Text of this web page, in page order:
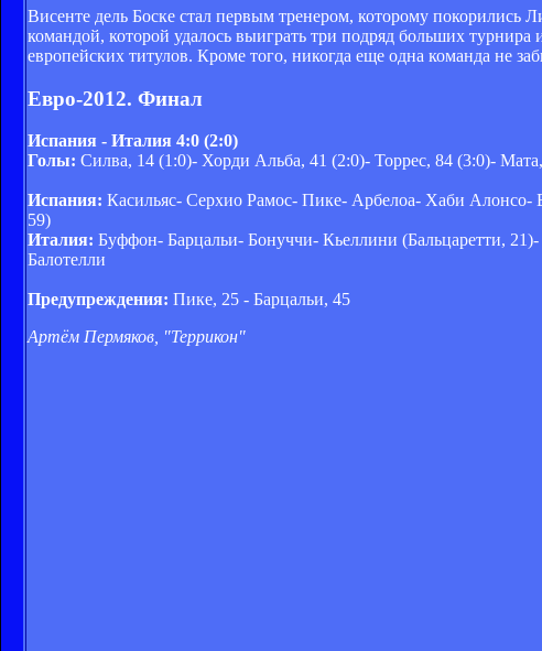
Висенте дель Боске стал первым тренером, которому
командой, которой удалось выиграть три подряд больших
европейских титулов. Кроме того, никогда еще одна команда не
Евро-2012. Финал
Испания - Италия 4:0 (2:0)
Голы: Силва, 14 (1:0)- Хорди Альба, 41 (2:0)- Торрес, 84 (3:0)-
Испания: Касильяс- Серхио Рамос- Пике- Арбелоа- Хаби Алонсо-
59)
Италия: Буффон- Барцальи- Бонуччи- Кьеллини (Бальцаретти,
Балотелли
Предупреждения: Пике, 25 - Барцальи, 45
Артём Пермяков, "Террикон"